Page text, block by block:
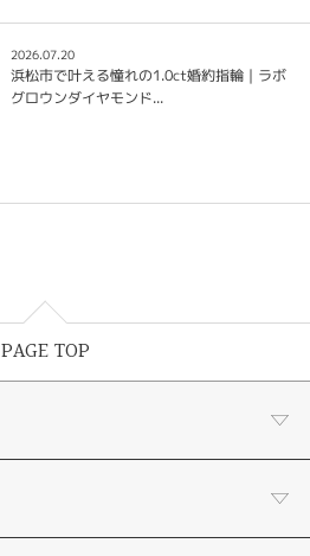
2026.07.20
浜松市で叶える憧れの1.0ct婚約指輪｜ラボ
グロウンダイヤモンド...
PAGE TOP